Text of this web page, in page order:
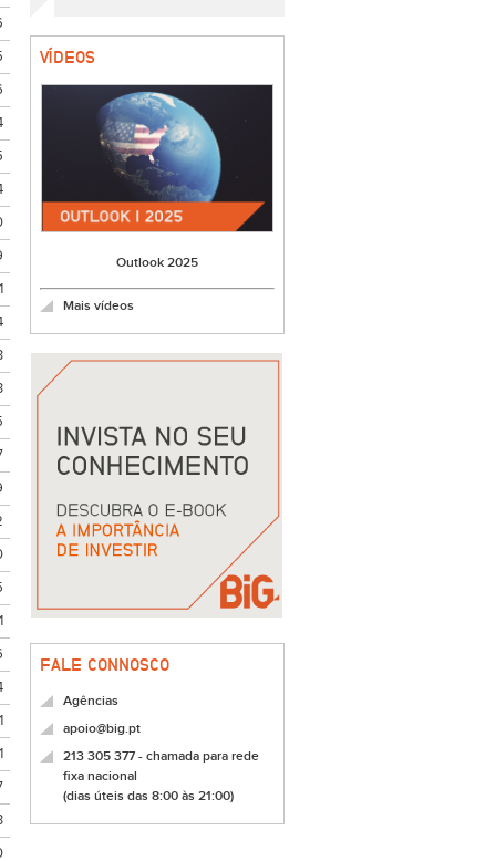
VÍDEOS
Outlook 2025
Mais vídeos
FALE CONNOSCO
Agências
apoio@big.pt
213 305 377 - chamada para rede
fixa nacional
(dias úteis das 8:00 às 21:00)